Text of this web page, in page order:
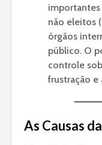
importantes
não eleitos
órgãos
público. O
controle
frustração
As Causas